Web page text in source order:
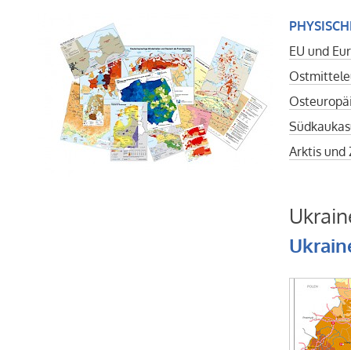
EU und
Arktis und